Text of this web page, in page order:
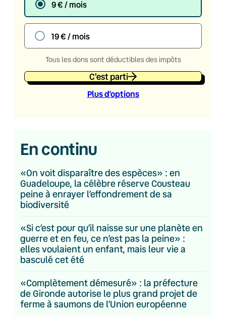
9 € / mois
19 € / mois
Tous les dons sont déductibles des impôts
C'est parti
Plus d’options
En continu
«On voit disparaître des espèces» : en
Guadeloupe, la célèbre réserve Cousteau
peine à enrayer l’effondrement de sa
biodiversité
«Si c’est pour qu’il naisse sur une planète en
guerre et en feu, ce n’est pas la peine» :
elles voulaient un enfant, mais leur vie a
basculé cet été
«Complètement démesuré» : la préfecture
de Gironde autorise le plus grand projet de
ferme à saumons de l’Union européenne